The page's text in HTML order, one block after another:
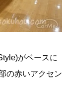
がベースに
の赤いアクセン